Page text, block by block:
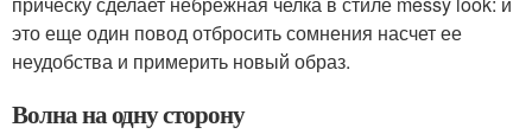
это еще один повод отбросить сомнения насчет ее
неудобства и примерить новый образ.
Волна на одну сторону